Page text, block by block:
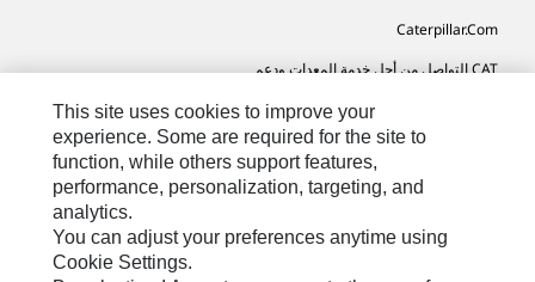
Caterpillar.com
CAT التواصل من أجل خدمة المعدات ودعم
تفضيلات التسويق الخاصة بي
خريطة الموقع
Cookie Settings
This site uses cookies to improve your
experience. Some are required for the site to
function, while others support features,
performance, personalization, targeting, and
analytics.
You can adjust your preferences anytime using
Cookie Settings.